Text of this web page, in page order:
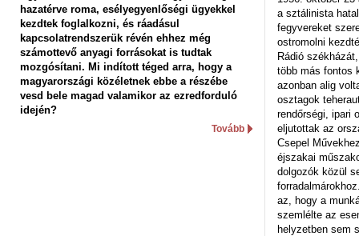
hazatérve roma, esélyegyenlőségi ügyekkel
kezdtek foglalkozni, és ráadásul
kapcsolatrendszerük révén ehhez még
számottevő anyagi forrásokat is tudtak
mozgósítani. Mi indított téged arra, hogy a
magyarországi közéletnek ebbe a részébe
vesd bele magad valamikor az ezredforduló
idején?
Tovább
a sztálinista
fegyvereket
ostromolni
Rádió
több más fontos
azonban alig
osztagok
rendőrségi, ipari
eljutottak az
Csepel
éjszakai
dolgozók közül
az, hogy a
szemlélte az
helyzetben sem